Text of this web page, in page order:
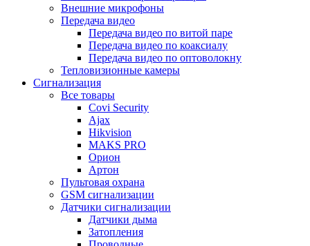
Внешние микрофоны
Передача видео
Передача видео по витой паре
Передача видео по коаксиалу
Передача видео по оптоволокну
Тепловизионные камеры
Сигнализация
Все товары
Covi Security
Ajax
Hikvision
MAKS PRO
Орион
Артон
Пультовая охрана
GSM сигнализации
Датчики сигнализации
Датчики дыма
Затопления